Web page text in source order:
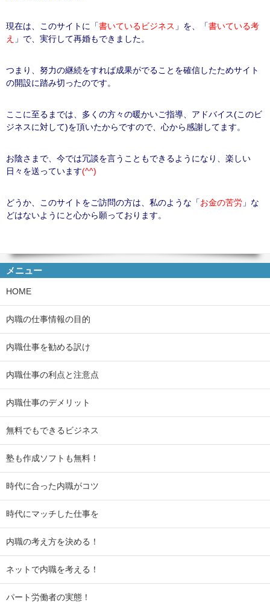
現在は、このサイトに「書いているビジネス 」を、「書いている考
え 」で、実行して再婚もできました。
つまり、努力の継続をすれば成果がでることを確信したためサイト
の開設に踏み切ったのです。
ここに至るまでは、多くの方々の暖かいご指導、アドバイス(このビ
ジネスに対して)を頂いたからですので、心から感謝してます。
お陰さまで、今では冗談を言うこともできるようになり、楽しい
日々を送っています(^^)
どうか、このサイトをご訪問の方は、私のような「お金の苦労 」な
どはないようにと心から願っております。
メニュー
HOME
内職の仕事情報の目的
内職仕事を勧める訳け
内職仕事の利点と注意点
内職仕事のデメリット
無料でもできるビジネス
塾も作成ソフトも無料！
時代に合った内職がコツ
時代にマッチした仕事を
内職の考え方を決める！
ネットで内職を考える！
パート労働者の実態！